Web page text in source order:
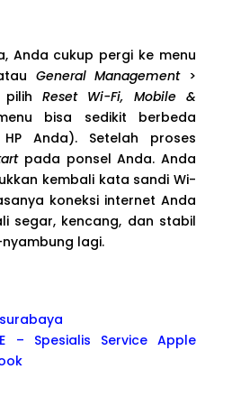
Anda cukup pergi ke menu
General Management>
pilihReset Wi-Fi, Mobile &
bisa sedikit berbeda
Anda). Setelah proses
pada ponsel Anda. Anda
kembali kata sandi Wi-
koneksi internet Anda
segar, kencang, dan stabil
lagi.
– Spesialis Service Apple